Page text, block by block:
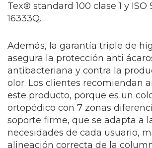
Tex® standard 100 clase 1 y ISO
16333Q.
Además, la garantía triple de
asegura la protección anti
antibacteriana y contra la
olor. Los clientes recomiendan
este producto, porque es un
ortopédico con 7 zonas
soporte firme, que se adapta a
necesidades de cada usuario,
alineación correcta de la